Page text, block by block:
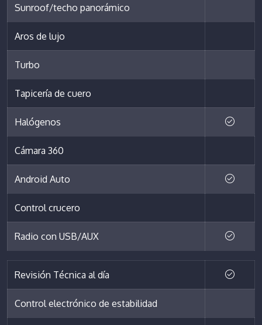
Sunroof/techo panorámico
Aros de lujo
Turbo
Tapicería de cuero
Halógenos
Cámara 360
Android Auto
Control crucero
Radio con USB/AUX
Revisión Técnica al día
Control electrónico de estabilidad